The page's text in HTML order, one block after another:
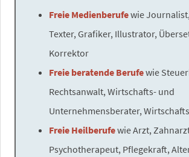
Freie Medienberufewie
Texter, Grafiker, Illustrator,
Korrektor
Freie beratende Berufewie
Rechtsanwalt, Wirtschafts- und
Unternehmensberater,
Freie Heilberufewie Arzt,
Psychotherapeut, Pflegekraft,